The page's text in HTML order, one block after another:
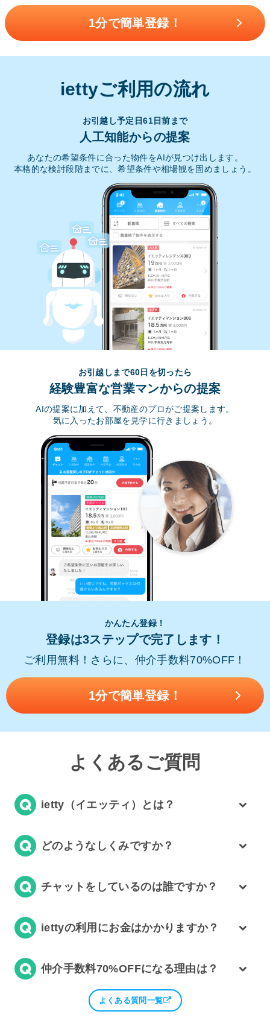
1分で簡単登録！
iettyご利用の流れ
お引越し予定日61日前まで
人工知能からの提案
あなたの希望条件に合った物件をAIが見つけ出します。
本格的な検討段階までに、希望条件や相場観を固めましょう。
お引越しまで60日を切ったら
経験豊富な営業マンからの提案
AIの提案に加えて、不動産のプロがご提案します。
気に入ったお部屋を見学に行きましょう。
かんたん登録！
登録は3ステップで完了します！
ご利用無料！さらに、仲介手数料70%OFF！
1分で簡単登録！
よくあるご質問
ietty（イエッティ）とは？
どのようなしくみですか？
チャットをしているのは誰ですか？
iettyの利用にお金はかかりますか？
仲介手数料70%OFFになる理由は？
よくある質問一覧